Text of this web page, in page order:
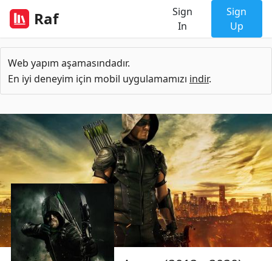
Raf
Sign
In
Sign
Up
Web yapım aşamasındadır.
En iyi deneyim için mobil uygulamamızı indir.